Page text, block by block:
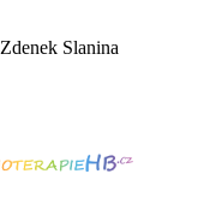
Slanina